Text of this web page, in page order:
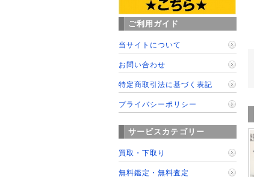
ご利用ガイド
当サイトについて
お問い合わせ
特定商取引法に基づく表記
プライバシーポリシー
サービスカテゴリー
買取・下取り
無料鑑定・無料査定